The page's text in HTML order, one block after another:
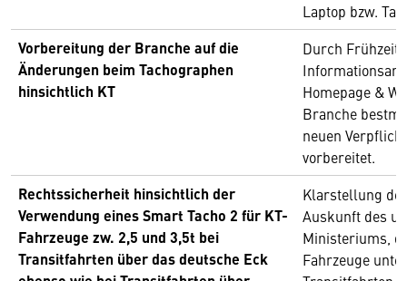
Laptop bzw.
Vorbereitung der Branche auf die
Änderungen beim Tachographen
hinsichtlich KT
Durch
Homepage &
Branche
neuen
vorbereitet.
Rechtssicherheit hinsichtlich der
Verwendung eines Smart Tacho 2 für KT-
Fahrzeuge zw. 2,5 und 3,5t bei
Transitfahrten über das deutsche Eck
Klarstellung
Auskunft des
Ministeriums,
Fahrzeuge